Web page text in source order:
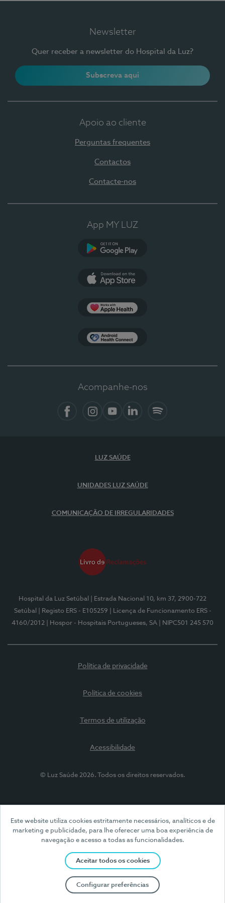
Este website utiliza cookies estritamente necessários, analíticos e de
marketing e publicidade, para lhe oferecer uma boa experiência de
navegação e acesso a todas as funcionalidades.
Aceitar todos os cookies
Configurar preferências
Newsletter
Quer receber a newsletter do Hospital da Luz?
Subscreva aqui
Apoio ao cliente
Perguntas frequentes
Contactos
Contacte-nos
App MY LUZ
Acompanhe-nos
LUZ SAÚDE
UNIDADES LUZ SAÚDE
COMUNICAÇÃO DE IRREGULARIDADES
Hospital da Luz Setúbal
| Estrada Nacional 10, km 37, 2900-722
Setúbal
| Registo ERS - E105259
| Licença de Funcionamento ERS -
4160/2012
| Hospor - Hospitais Portugueses, SA | NIPC501 245 570
Política de privacidade
Política de cookies
Termos de utilização
Acessibilidade
© Luz Saúde 2026. Todos os direitos reservados.